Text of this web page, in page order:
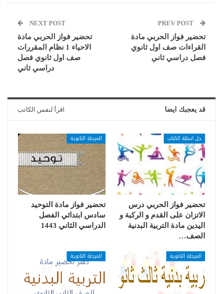
تحضير فواز الحربي مادة
القراءات صف اول ثانوي
فصل دراسي ثاني
NEXT POST
تحضير فواز الحربي مادة
الاحياء 1 نظام المقررات
صف اول ثانوي فصل
دراسي ثاني
قد يعجبك ايضا اقرأ لنفس الكاتب
حل اسئلة الكتاب
تحضير فواز الحربي درس
الاتزان على القدم و الركبة و
اليدين مادة التربية البدنية
الصف…
المرحلة الثانوية
تحضير فواز مادة التوحيد
سادس ابتدائي الفصل
الدراسي الثاني 1443
المرحلة الثانوية المرحلة الثانوية